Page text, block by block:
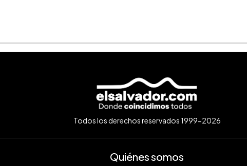
Todos los derechos reservados 1999-2026
Quiénes somos